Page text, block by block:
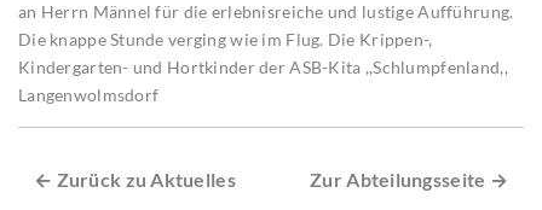
an Herrn Männel für die erlebnisreiche und lustige Aufführung.
Die knappe Stunde verging wie im Flug. Die Krippen-,
Kindergarten- und Hortkinder der ASB-Kita ,,Schlumpfenland,,
Langenwolmsdorf
← Zurück zu Aktuelles Zur Abteilungsseite →